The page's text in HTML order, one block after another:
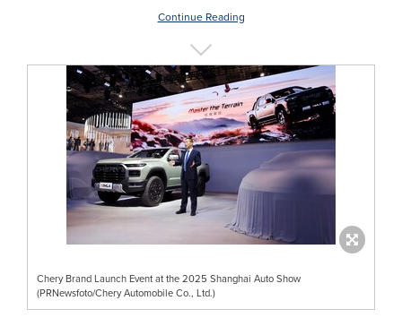
Continue Reading
Chery Brand Launch Event at the 2025 Shanghai Auto Show
(PRNewsfoto/Chery Automobile Co., Ltd.)